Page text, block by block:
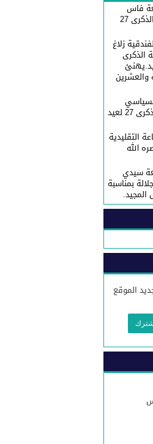
فاس
المدينة يهنئ صاحب الجلالة بمناسبة الذكرى 27
زلاغ
الذكرى
والعشرين
بفاس يهنئ صاحب الجلالة بمناسبة الذكرى 27 لعيد
التقليدية
الله
سيدي
بمناسبة
المجيد.
الموقع